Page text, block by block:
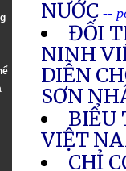
NƯỚC --
ĐỐI
NINH
DIỄN
SƠN
BIỂU
VIỆT
CHỈ